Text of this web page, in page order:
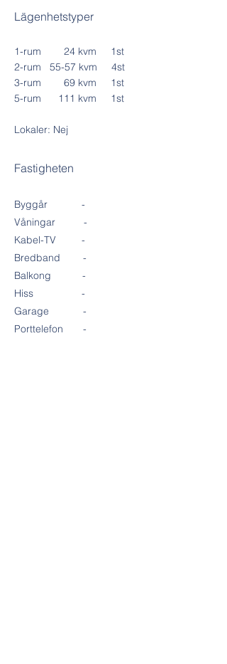
Lägenhetstyper
1-rum 24 kvm 1st
2-rum 55-57 kvm 4st
3-rum 69 kvm 1st
5-rum 111 kvm 1st
Lokaler: Nej
Fastigheten
Byggår -
Våningar -
Kabel-TV -
Bredband -
Balkong -
Hiss -
Garage -
Porttelefon -